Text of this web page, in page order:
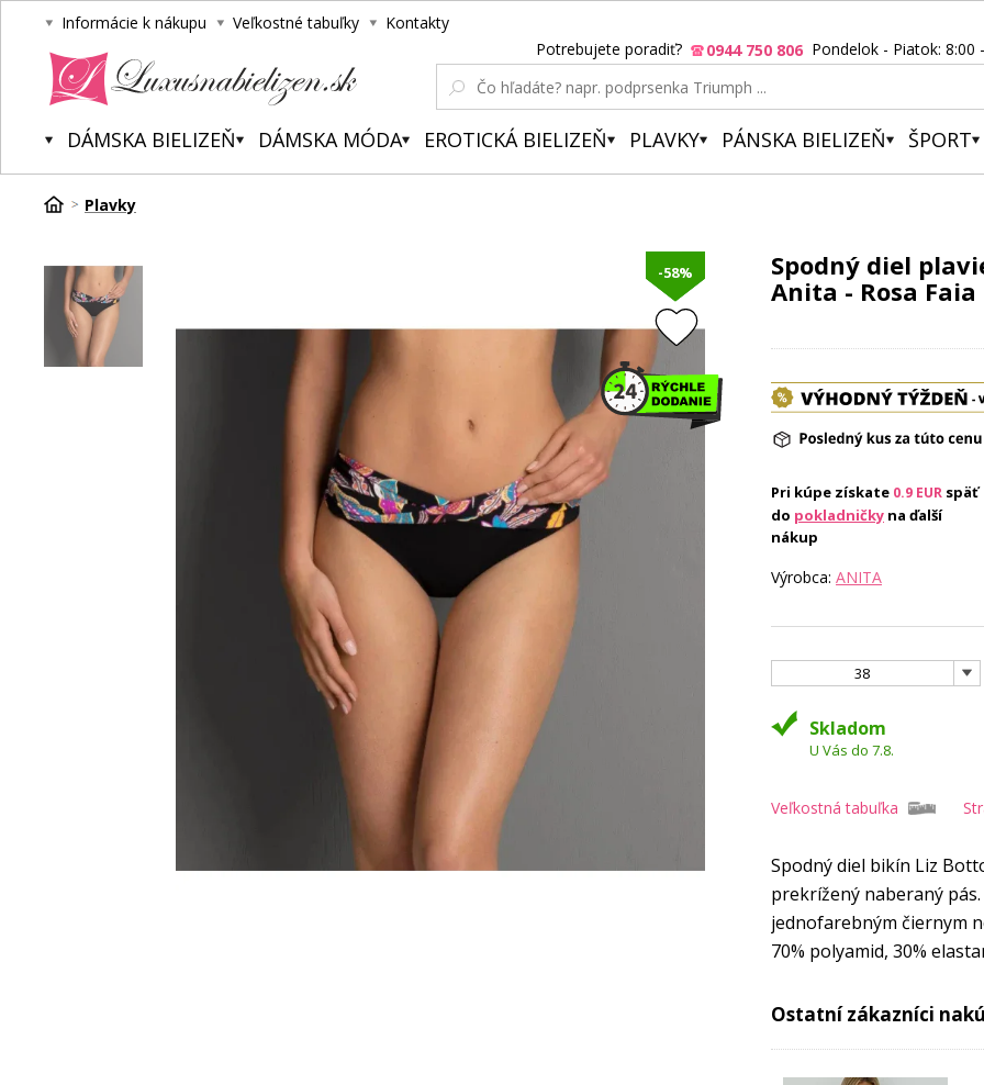
Informácie k nákupu Veľkostné tabuľky Kontakty
Potrebujete poradiť? 0944 750 806 Pondelok - Piatok: 8:00
DÁMSKA BIELIZEŇ DÁMSKA MÓDA EROTICKÁ BIELIZEŇ PLAVKY PÁNSKA BIELIZEŇ ŠPORT
Plavky
-58%
Spodný diel
Anita - Rosa Faia
Pri kúpe získate 0.9 EUR späť
do pokladničky na ďalší
nákup
Výrobca: ANITA
38
Skladom
U Vás do 7.8.
Veľkostná tabuľka
Spodný diel bikín Liz
prekrížený naberaný
jednofarebným čiernym
70% polyamid, 30%
Ostatní zákazníci